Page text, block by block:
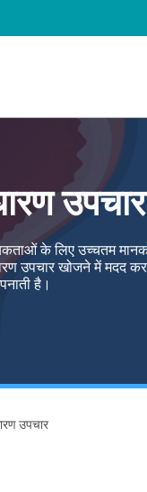
उपचार
के लिए उच्चतम
उपचार खोजने में मदद
है।
उपचार